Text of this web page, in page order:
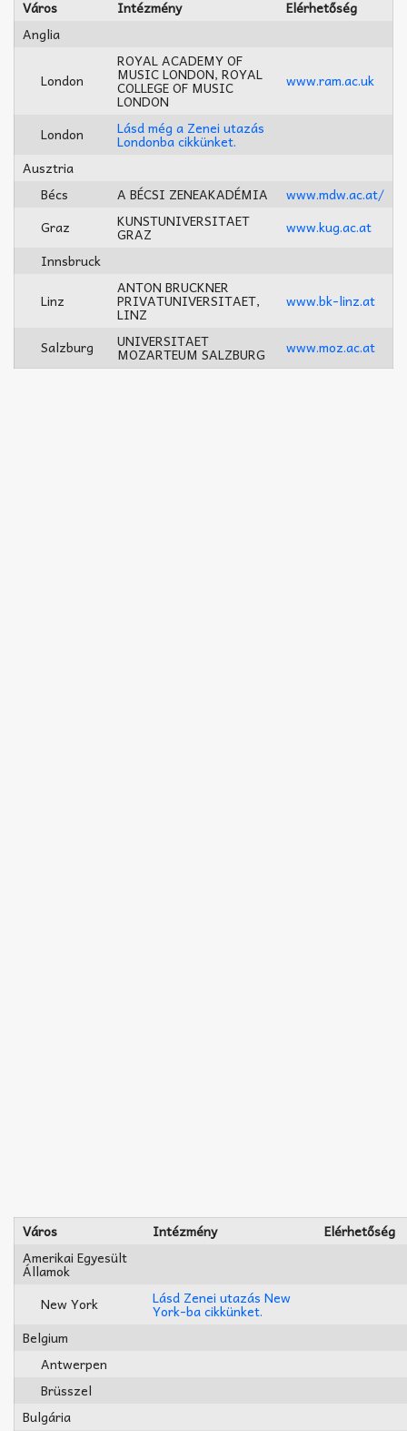
TABok
Improvizáció
Város
Intézmény
Elérhetőség
Anglia
London
ROYAL ACADEMY OF
MUSIC LONDON, ROYAL
COLLEGE OF MUSIC
LONDON
www.ram.ac.uk
London Lásd még a Zenei utazás
Londonba cikkünket.
Ausztria
Bécs
A BÉCSI ZENEAKADÉMIA
www.mdw.ac.at/
Graz
KUNSTUNIVERSITAET
GRAZ
www.kug.ac.at
Innsbruck
Linz
ANTON BRUCKNER
PRIVATUNIVERSITAET,
LINZ
www.bk-linz.at
Salzburg UNIVERSITAET
MOZARTEUM SALZBURG www.moz.ac.at
Város Intézmény
Elérhetőség
Amerikai Egyesült
Államok
New York
Lásd Zenei utazás New
York-ba cikkünket.
Belgium
Antwerpen
Brüsszel
Bulgária